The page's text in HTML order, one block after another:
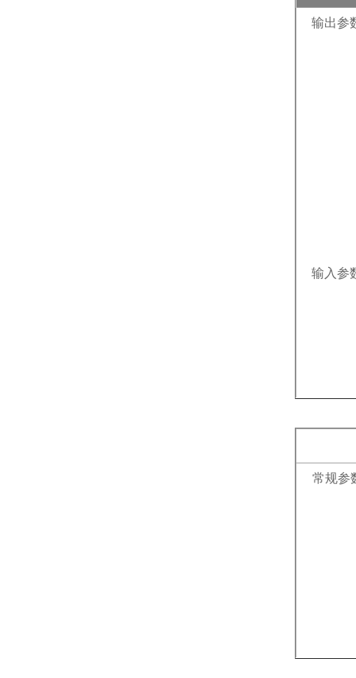
输出参
输入参
常规参